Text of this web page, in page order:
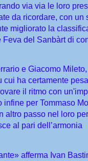
via via le loro
da ricordare, con un
migliorato la
del Sanbàrt di
e Giacomo
ha certamente
il ritmo con
infine per Tommaso
altro passo nel loro
al pari dell’armonia
afferma Ivan